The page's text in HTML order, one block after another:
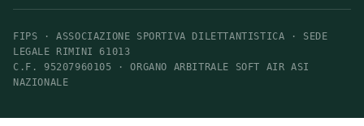
FIPS · ASSOCIAZIONE SPORTIVA DILETTANTISTICA · SEDE
LEGALE RIMINI 61013
C.F. 95207960105 · ORGANO ARBITRALE SOFT AIR ASI
NAZIONALE